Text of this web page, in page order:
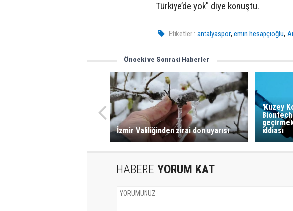
Türkiye’de yok" diye konuştu.
Etiketler : antalyaspor,emin hesapçıoğlu,
Önceki ve Sonraki Haberler
İzmir Valiliğinden zirai don uyarısı
'Kuzey
iddiası
HABERE YORUM KAT